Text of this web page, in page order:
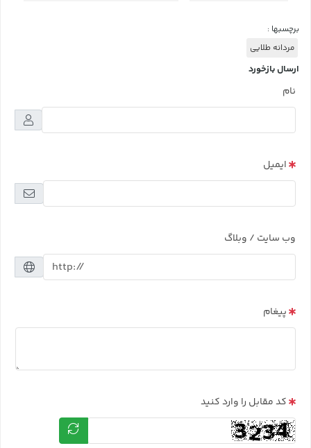
برچسبها :
مردانه طلایی
ارسال بازخورد
نام
ایمیل
وب سایت / وبلاگ
پیغام
کد مقابل را وارد کنید